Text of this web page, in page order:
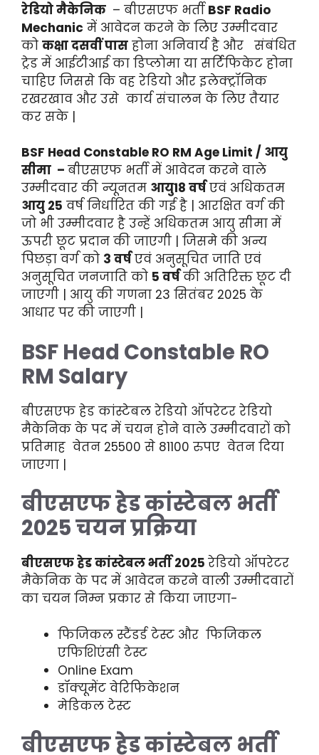
रेडियो मैकेनिक – बीएसएफ भर्ती BSF Radio
Mechanic में आवेदन करने के लिए उम्मीदवार
को कक्षा दसवीं पास होना अनिवार्य है और संबंधित
ट्रेड में आईटीआई का डिप्लोमा या सर्टिफिकेट होना
चाहिए जिससे कि वह रेडियो और इलेक्ट्रॉनिक
रखरखाव और उसे कार्य संचालन के लिए तैयार
कर सके |
BSF Head Constable RO RM Age Limit / आयु
सीमा – बीएसएफ भर्ती में आवेदन करने वाले
उम्मीदवार की न्यूनतम आयु18 वर्षएवं अधिकतम
आयु 25 वर्ष निर्धारित की गई है | आरक्षित वर्ग की
जो भी उम्मीदवार है उन्हें अधिकतम आयु सीमा में
ऊपरी छूट प्रदान की जाएगी | जिसमे की अन्य
पिछड़ा वर्ग को 3 वर्षएवं अनुसूचित जाति एवं
अनुसूचित जनजाति को 5 वर्षकी अतिरिक्त छूट दी
जाएगी | आयु की गणना 23 सितंबर 2025 के
आधार पर की जाएगी |
BSF Head Constable RO
RM Salary
बीएसएफ हेड कांस्टेबल रेडियो ऑपरेटर रेडियो
मैकेनिक के पद में चयन होने वाले उम्मीदवारों को
प्रतिमाह वेतन 25500 से 81100 रुपए वेतन दिया
जाएगा |
बीएसएफ हेड कांस्टेबल भर्ती
2025 चयन प्रक्रिया
बीएसएफ हेड कांस्टेबल भर्ती 2025 रेडियो ऑपरेटर
मैकेनिक के पद में आवेदन करने वाली उम्मीदवारों
का चयन निम्न प्रकार से किया जाएगा-
फिजिकल स्टैंडर्ड टेस्ट और फिजिकल
एफिशिएंसी टेस्ट
Online Exam
डॉक्यूमेंट वेरिफिकेशन
मेडिकल टेस्ट
बीएसएफ हेड कांस्टेबल भर्ती